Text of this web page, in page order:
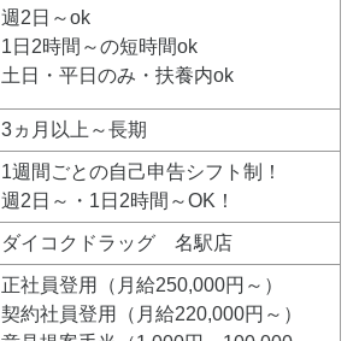
週2日～ok
1日2時間～の短時間ok
土日・平日のみ・扶養内ok
3ヵ月以上～長期
1週間ごとの自己申告シフト制！
週2日～・1日2時間～OK！
ダイコクドラッグ 名駅店
正社員登用（月給250,000円～）
契約社員登用（月給220,000円～）